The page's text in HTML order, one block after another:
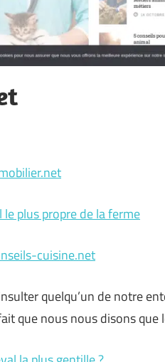
plus propre de la ferme
cuisine.net
quelqu’un de notre
que nous nous disons